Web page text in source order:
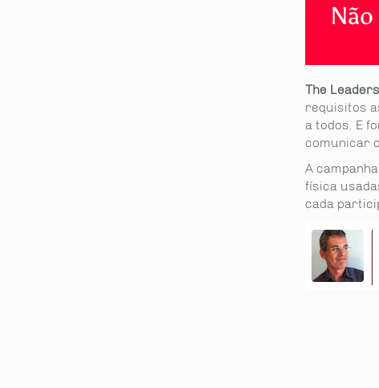
The
requisitos
a todos. E
comunicar
A
física
cada